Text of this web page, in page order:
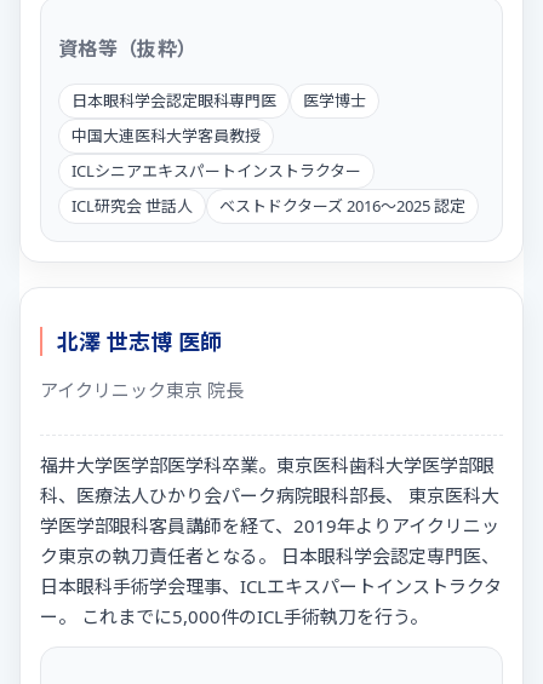
資格等（抜粋）
日本眼科学会認定眼科専門医
医学博士
中国大連医科大学客員教授
ICLシニアエキスパートインストラクター
ICL研究会 世話人
ベストドクターズ 2016〜2025 認定
北澤 世志博 医師
アイクリニック東京 院長
福井大学医学部医学科卒業。東京医科歯科大学医学部眼
科、医療法人ひかり会パーク病院眼科部長、 東京医科大
学医学部眼科客員講師を経て、2019年よりアイクリニッ
ク東京の執刀責任者となる。 日本眼科学会認定専門医、
日本眼科手術学会理事、ICLエキスパートインストラクタ
ー。 これまでに5,000件のICL手術執刀を行う。